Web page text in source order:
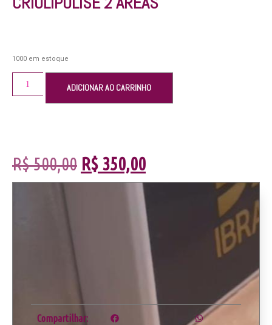
Compartilhar:
1000 em estoque
ADICIONAR AO CARRINHO
R$500,00 R$ 350,00